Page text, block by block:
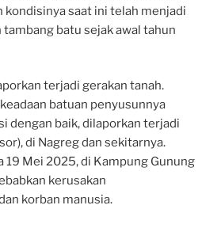
kondisinya saat ini telah menjadi
tambang batu sejak awal tahun
terjadi gerakan tanah.
batuan penyusunnya
dengan baik, dilaporkan terjadi
di Nagreg dan sekitarnya.
19 Mei 2025, di Kampung Gunung
kerusakan
korban manusia.